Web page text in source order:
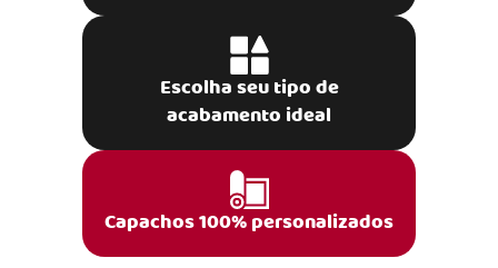
Escolha seu tipo de
acabamento ideal
Capachos 100% personalizados